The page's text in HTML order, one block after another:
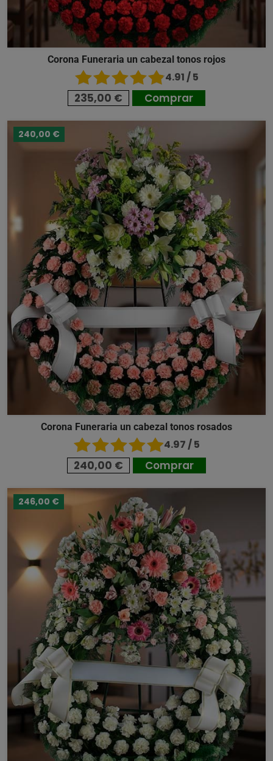
Corona Funeraria un cabezal tonos rojos
4.91 / 5
235,00 € Comprar
240,00 €
Corona Funeraria un cabezal tonos rosados
4.97 / 5
240,00 € Comprar
246,00 €